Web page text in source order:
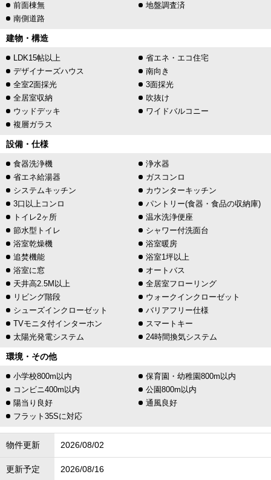
前面棟無
地盤調査済
南側道路
建物・構造
LDK15帖以上
省エネ・エコ住宅
デザイナーズハウス
南向き
全室2面採光
3面採光
全居室収納
吹抜け
ウッドデッキ
ワイドバルコニー
複層ガラス
設備・仕様
食器洗浄機
浄水器
省エネ給湯器
ガスコンロ
システムキッチン
カウンターキッチン
3口以上コンロ
パントリー(食器・食品の収納庫)
トイレ2ヶ所
温水洗浄便座
節水型トイレ
シャワー付洗面台
浴室乾燥機
浴室暖房
追焚機能
浴室1坪以上
浴室に窓
オートバス
天井高2.5M以上
全居室フローリング
リビング階段
ウォークインクローゼット
シューズインクローゼット
バリアフリー仕様
TVモニタ付インターホン
スマートキー
太陽光発電システム
24時間換気システム
環境・その他
小学校800m以内
保育園・幼稚園800m以内
コンビニ400m以内
公園800m以内
陽当り良好
通風良好
フラット35Sに対応
物件更新 2026/08/02
更新予定 2026/08/16